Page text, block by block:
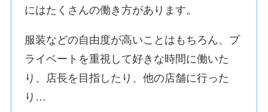
にはたくさんの働き方があります。
服装などの自由度が高いことはもちろん、プ
ライベートを重視して好きな時間に働いた
り、店長を目指したり、他の店舗に行った
り…